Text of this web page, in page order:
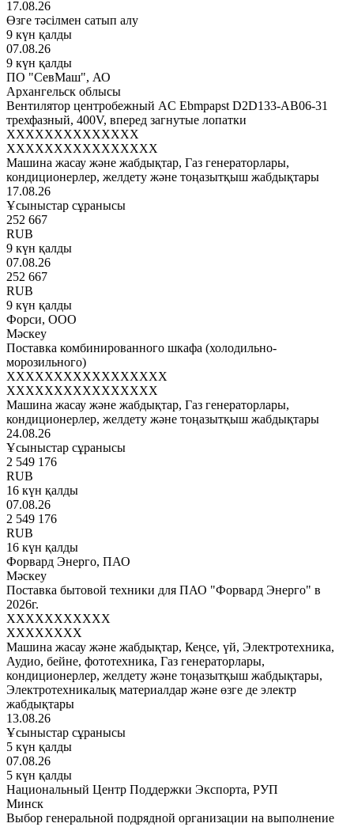
17.08.26
Өзге тәсілмен сатып алу
9 күн қалды
07.08.26
9 күн қалды
ПО "СевМаш", АО
Архангельск облысы
Вентилятор центробежный AC Ebmpapst D2D133-AB06-31
трехфазный, 400V, вперед загнутые лопатки
XXXXXXXXXXXXXX
XXXXXXXXXXXXXXXX
Машина жасау және жабдықтар, Газ генераторлары,
кондиционерлер, желдету және тоңазытқыш жабдықтары
17.08.26
Ұсыныстар сұранысы
252 667
RUB
9 күн қалды
07.08.26
252 667
RUB
9 күн қалды
Форси, ООО
Мәскеу
Поставка комбинированного шкафа (холодильно-
морозильного)
XXXXXXXXXXXXXXXXX
XXXXXXXXXXXXXXXX
Машина жасау және жабдықтар, Газ генераторлары,
кондиционерлер, желдету және тоңазытқыш жабдықтары
24.08.26
Ұсыныстар сұранысы
2 549 176
RUB
16 күн қалды
07.08.26
2 549 176
RUB
16 күн қалды
Форвард Энерго, ПАО
Мәскеу
Поставка бытовой техники для ПАО "Форвард Энерго" в
2026г.
XXXXXXXXXXX
XXXXXXXX
Машина жасау және жабдықтар, Кеңсе, үй, Электротехника,
Аудио, бейне, фототехника, Газ генераторлары,
кондиционерлер, желдету және тоңазытқыш жабдықтары,
Электротехникалық материалдар және өзге де электр
жабдықтары
13.08.26
Ұсыныстар сұранысы
5 күн қалды
07.08.26
5 күн қалды
Национальный Центр Поддержки Экспорта, РУП
Минск
Выбор генеральной подрядной организации на выполнение